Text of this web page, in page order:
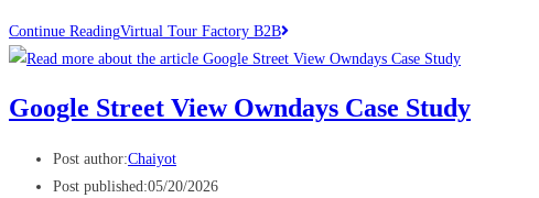
Continue ReadingVirtual Tour Factory B2B
Google Street View Owndays Case Study
Post author:Chaiyot
Post published:05/20/2026